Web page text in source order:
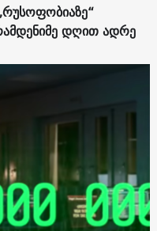
დღით ადრე